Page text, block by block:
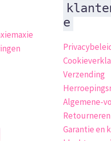
e
Verzending
Algemene-
Retourneren
Garantie en